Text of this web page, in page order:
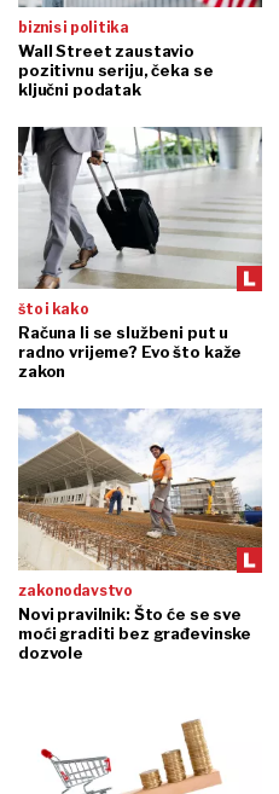
biznis i politika
Wall Street zaustavio
pozitivnu seriju, čeka se
ključni podatak
što i kako
Računa li se službeni put u
radno vrijeme? Evo što kaže
zakon
zakonodavstvo
Novi pravilnik: Što će se sve
moći graditi bez građevinske
dozvole